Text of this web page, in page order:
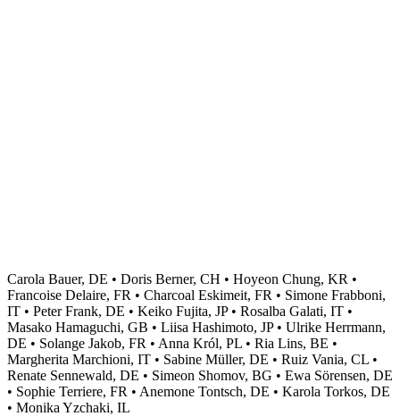
Carola Bauer, DE • Doris Berner, CH • Hoyeon Chung, KR •
Francoise Delaire, FR • Charcoal Eskimeit, FR • Simone Frabboni,
IT • Peter Frank, DE • Keiko Fujita, JP • Rosalba Galati, IT •
Masako Hamaguchi, GB • Liisa Hashimoto, JP • Ulrike Herrmann,
DE • Solange Jakob, FR • Anna Król, PL • Ria Lins, BE •
Margherita Marchioni, IT • Sabine Müller, DE • Ruiz Vania, CL •
Renate Sennewald, DE • Simeon Shomov, BG • Ewa Sörensen, DE
• Sophie Terriere, FR • Anemone Tontsch, DE • Karola Torkos, DE
• Monika Yzchaki, IL